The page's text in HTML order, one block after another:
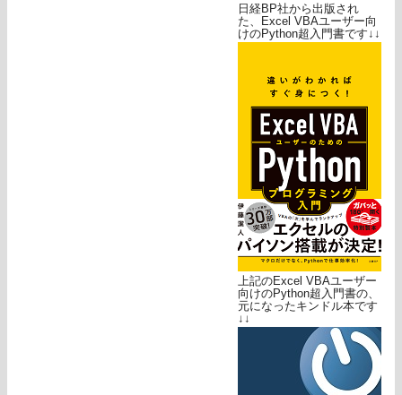
日経BP社から出版され
た、Excel VBAユーザー向
けのPython超入門書です↓↓
上記のExcel VBAユーザー
向けのPython超入門書の、
元になったキンドル本です
↓↓